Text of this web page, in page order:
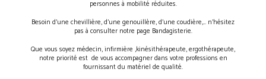
personnes à mobilité réduites.
Besoin d’une chevillière, d’une genouillère, d’une coudière,… n’hésitez
pas à consulter notre page Bandagisterie.
Que vous soyez médecin, infirmière ,kinésithérapeute, ergothérapeute,
notre priorité est de vous accompagner dans votre professions en
fournissant du matériel de qualité.